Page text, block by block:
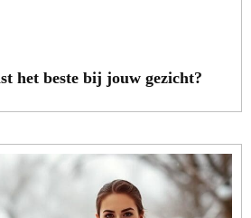
het beste bij jouw gezicht?